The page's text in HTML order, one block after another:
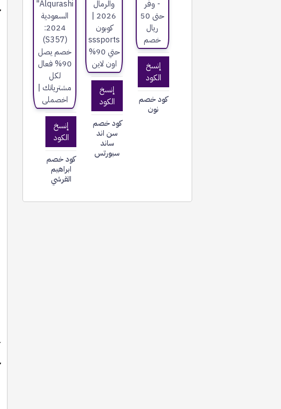
إنسخ
الكود
كود خصم
نون
إنسخ
الكود
كود خصم
سن اند
ساند
سبورتس
إنسخ
الكود
كود خصم
ابراهيم
القرشي